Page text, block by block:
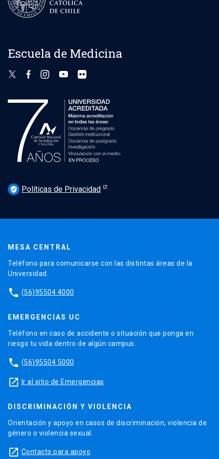
Escuela de Medicina
verified_user Políticas de Privacidad
MESA CENTRAL
Teléfono para comunicarse con las distintas áreas de la
Universidad.
phone (56)95504 4000
EMERGENCIAS UC
Teléfono en caso de accidente o situación que ponga en
riesgo tu vida dentro de algún campus.
phone (56)95504 5000
launch Ir al sitio de Emergencias
DISCRIMINACIÓN Y VIOLENCIA
Orientación y apoyo en casos de discriminación, violencia de
género o violencia sexual.
launch Contacto para apoyo